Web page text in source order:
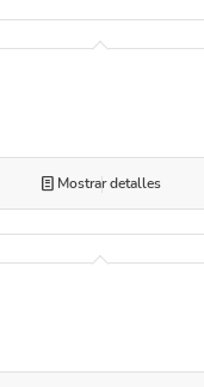
Mostrar detalles